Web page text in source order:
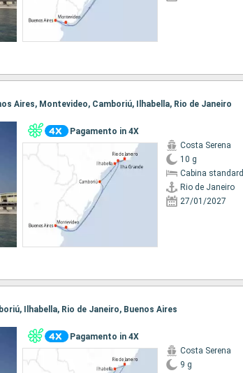
Aires, Montevideo, Camboriú, Ilhabella, Rio de Janeiro
Pagamento in 4X
Costa Serena
10 g
Cabina standard
Rio de Janeiro
27/01/2027
Ilhabella, Rio de Janeiro, Buenos Aires
Pagamento in 4X
Costa Serena
9 g